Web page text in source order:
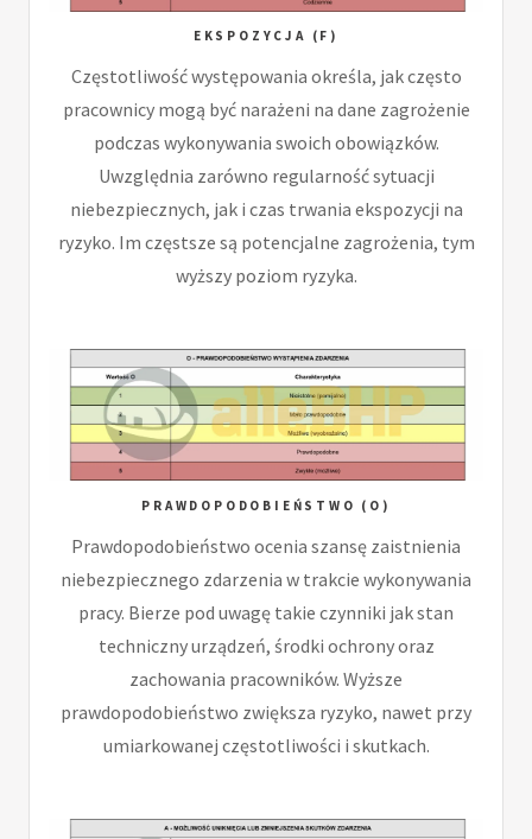
EKSPOZYCJA (F)
Częstotliwość występowania określa, jak często
pracownicy mogą być narażeni na dane zagrożenie
podczas wykonywania swoich obowiązków.
Uwzględnia zarówno regularność sytuacji
niebezpiecznych, jak i czas trwania ekspozycji na
ryzyko. Im częstsze są potencjalne zagrożenia, tym
wyższy poziom ryzyka.
PRAWDOPODOBIEŃSTWO (O)
Prawdopodobieństwo ocenia szansę zaistnienia
niebezpiecznego zdarzenia w trakcie wykonywania
pracy. Bierze pod uwagę takie czynniki jak stan
techniczny urządzeń, środki ochrony oraz
zachowania pracowników. Wyższe
prawdopodobieństwo zwiększa ryzyko, nawet przy
umiarkowanej częstotliwości i skutkach.